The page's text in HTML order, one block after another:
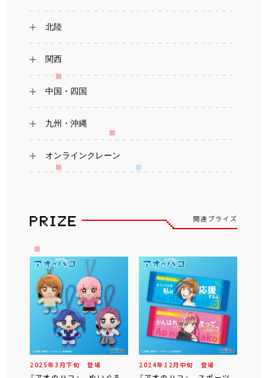
北陸
関西
中国・四国
九州・沖縄
オンラインクレーン
関連プライズ
2025年3 月下旬 登場 2024年 12 月 中旬 登場